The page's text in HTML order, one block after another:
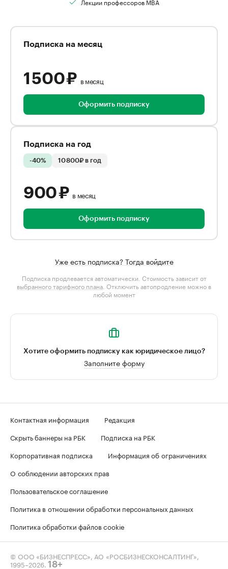
Подписка на месяц
1 500 ₽ в месяц
Оформить подписку
Подписка на год
-40% 10 800₽ в год
900 ₽ в месяц
Оформить подписку
Уже есть подписка? Тогда войдите
Подписка продлевается автоматически. Стоимость зависит от
выбранного тарифного плана . Отключить автопродление можно в
любой момент
Хотите оформить подписку как юридическое лицо?
Заполните форму
Контактная информация
Редакция
Скрыть баннеры на РБК
Подписка на РБК
Корпоративная подписка
Информация об ограничениях
О соблюдении авторских прав
Пользовательское соглашение
Политика в отношении обработки персональных данных
Политика обработки файлов cookie
© ООО «БИЗНЕСПРЕСС», АО «РОСБИЗНЕСКОНСАЛТИНГ»,
1995–2026. 18+